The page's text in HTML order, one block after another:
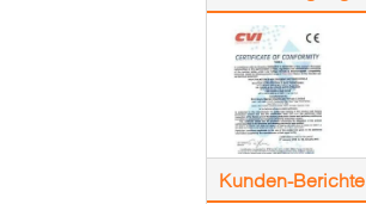
Kunden-Berichte